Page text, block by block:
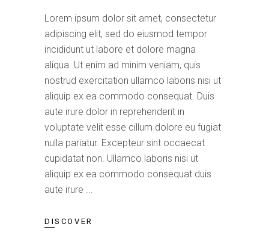
Lorem ipsum dolor sit amet, consectetur
adipiscing elit, sed do eiusmod tempor
incididunt ut labore et dolore magna
aliqua. Ut enim ad minim veniam, quis
nostrud exercitation ullamco laboris nisi ut
aliquip ex ea commodo consequat. Duis
aute irure dolor in reprehenderit in
voluptate velit esse cillum dolore eu fugiat
nulla pariatur. Excepteur sint occaecat
cupidatat non. Ullamco laboris nisi ut
aliquip ex ea commodo consequat duis
aute irure
DISCOVER